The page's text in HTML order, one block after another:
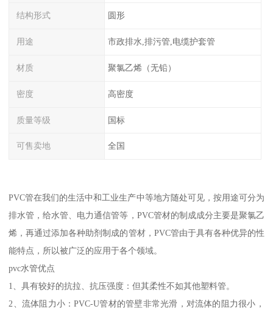
结构形式 圆形
用途 市政排水,排污管,电缆护套管
材质 聚氯乙烯（无铅）
密度 高密度
质量等级 国标
可售卖地 全国
PVC管在我们的生活中和工业生产中等地方随处可见，按用途可分为
排水管，给水管、电力通信管等，PVC管材的制成成分主要是聚氯乙
烯，再通过添加各种助剂制成的管材，PVC管由于具有各种优异的性
能特点，所以被广泛的应用于各个领域。
pvc水管优点
1、具有较好的抗拉、抗压强度：但其柔性不如其他塑料管。
2、流体阻力小：PVC-U管材的管壁非常光滑，对流体的阻力很小，